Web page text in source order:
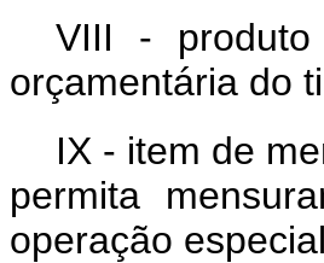
VIII - produto
orçamentária do
IX - item de
permita
operação